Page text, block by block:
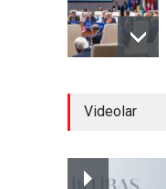
Videolar